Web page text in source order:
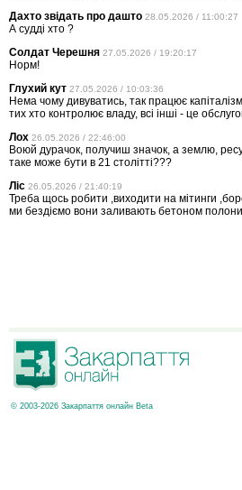
Дахто звідать про дашто 28.05.2026 / 11:00:27
А судді хто ?
Солдат Черешня 27.05.2026 / 19:20:17
Норм!
Глухий кут 27.05.2026 / 10:03:36
Нема чому дивуватись, так працює
тих хто контролює владу, всі інші - це
Лох 26.05.2026 / 22:46:00
Воюй дурачок, получиш значок, а землю,
таке може бути в 21 столітті???
Ліс 26.05.2026 / 21:40:19
Треба щось робити ,виходити на мітинги
ми бездіємо вони заливають бетоном
© 2003-2026 Закарпаття онлайн Beta